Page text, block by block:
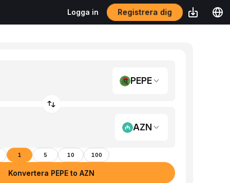
Logga in Registrera dig
PEPE
AZN
1 5 10 100
Konvertera PEPE to AZN